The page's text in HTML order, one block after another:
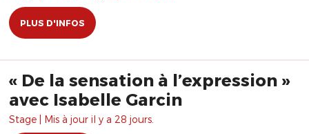
PLUS D'INFOS
« De la sensation à l’expression »
avec Isabelle Garcin
Stage | Mis à jour il y a 28 jours.